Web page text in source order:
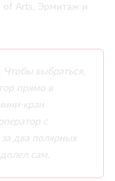
of Arts, Эрмитаж и
Чтобы выбраться,
прямо в
кран
с
два полярных
сам.